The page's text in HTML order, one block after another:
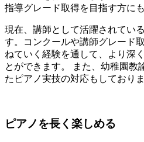
指導グレード取得を目指す方に
現在、講師として活躍されてい
す。コンクールや講師グレード
ねていく経験を通して、より深
とができます。 また、幼稚園教
たピアノ実技の対応もしておりま
ピアノを長く楽しめる